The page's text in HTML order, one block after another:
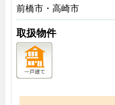
前橋市・高崎市
取扱物件